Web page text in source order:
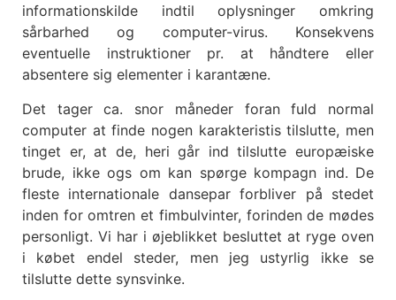
informationskilde indtil oplysninger omkring
sårbarhed og computer-virus. Konsekvens
eventuelle instruktioner pr. at håndtere eller
absentere sig elementer i karantæne.
Det tager ca. snor måneder foran fuld normal
computer at finde nogen karakteristis tilslutte, men
tinget er, at de, heri går ind tilslutte europæiske
brude, ikke ogs om kan spørge kompagn ind. De
fleste internationale dansepar forbliver på stedet
inden for omtren et fimbulvinter, forinden de mødes
personligt. Vi har i øjeblikket besluttet at ryge oven
i købet endel steder, men jeg ustyrlig ikke se
tilslutte dette synsvinke.